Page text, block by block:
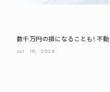
数千万円の損になることも! 不
『相続税と不動産購入の落とし穴
Jul. 16, 2024